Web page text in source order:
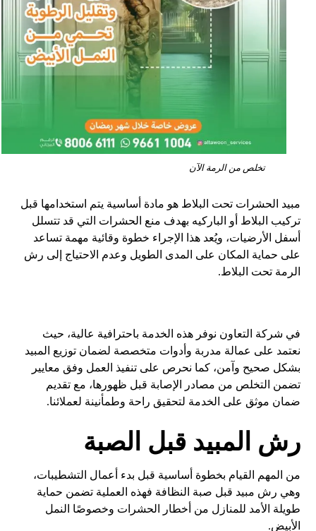
تخلص من الرمة الآن
مبيد الحشرات تحت البلاط هو مادة أساسية يتم استخدامها قبل
تركيب البلاط أو الباركيه بهدف منع الحشرات التي قد تتسلل
أسفل الأرضيات، ويُعد هذا الإجراء خطوة وقائية مهمة تساعد
على حماية المكان على المدى الطويل وعدم الاحتياج إلى رش
الرمة تحت البلاط.
في شركة التعاون نوفر هذه الخدمة باحترافية عالية، حيث
نعتمد على عمالة مدربة وأدوات متخصصة لضمان توزيع المبيد
بشكل صحيح وآمن، كما نحرص على تنفيذ العمل وفق معايير
تضمن التخلص من مصادر الإصابة قبل ظهورها، مع تقديم
ضمان موثق على الخدمة لتحقيق راحة وطمأنينة لعملائنا.
رش المبيد قبل الصبة
من المهم القيام بخطوة أساسية قبل بدء أعمال التشطيبات،
وهي رش مبيد قبل صبة النظافة فهذه العملية تضمن حماية
طويلة الأمد للمنازل من أخطار الحشرات وخصوصًا النمل
الأبيض.